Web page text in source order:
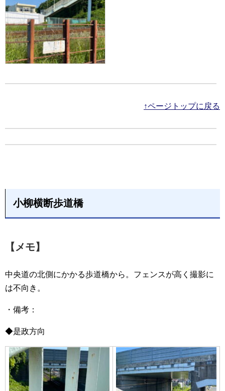
↑ページトップに戻る
小柳横断歩道橋
【メモ】
中央道の北側にかかる歩道橋から。フェンスが高く撮影に
は不向き。
・備考：
◆是政方向